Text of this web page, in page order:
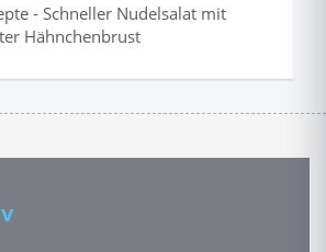
- Schneller Nudelsalat mit
Hähnchenbrust